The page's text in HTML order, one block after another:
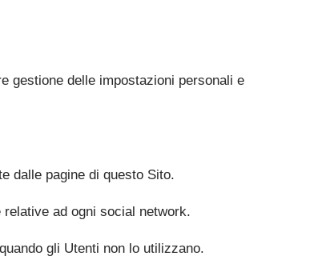
gestione delle impostazioni personali e
dalle pagine di questo Sito.
ad ogni social network.
gli Utenti non lo utilizzano.